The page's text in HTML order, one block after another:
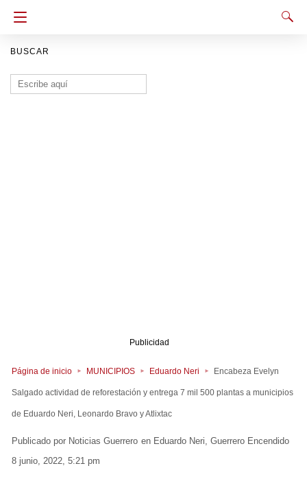
BUSCAR
Buscar:
Publicidad
Página de inicio MUNICIPIOS Eduardo Neri Encabeza Evelyn
Salgado actividad de reforestación y entrega 7 mil 500 plantas a municipios
de Eduardo Neri, Leonardo Bravo y Atlixtac
Noticias Guerrero en Eduardo Neri Guerrero Encendido
8 junio, 2022, 5:21 pm